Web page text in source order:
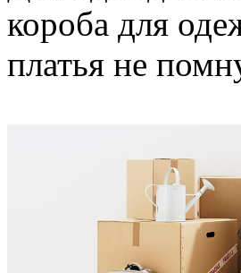
короба для
платья не